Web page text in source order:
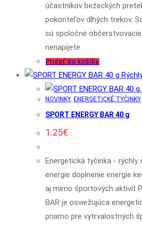
účastníkov bežeckých
pokoriteľov dlhých trekov.
sú spoločné
nenapijete.
Pridať do košíka
NOVINKY, ENERGETICKÉ TYČINKY
SPORT ENERGY BAR 40 g
1.25€
Energetická tyčinka - rýchly
energie doplnenie energie
aj mimo športových aktivít
BAR je osviežujúca
priamo pre vytrvalostných